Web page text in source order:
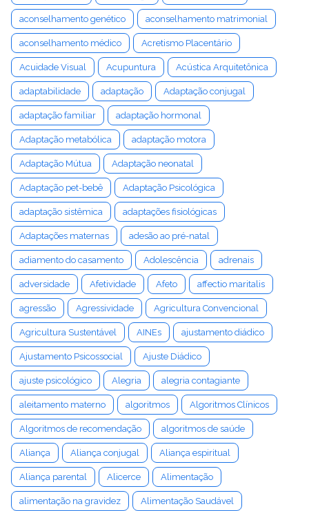
aconselhamento genético aconselhamento matrimonial
aconselhamento médico Acretismo Placentário
Acuidade Visual Acupuntura Acústica Arquitetônica
adaptabilidade adaptação Adaptação conjugal
adaptação familiar adaptação hormonal
Adaptação metabólica adaptação motora
Adaptação Mútua Adaptação neonatal
Adaptação pet-bebê Adaptação Psicológica
adaptação sistêmica adaptações fisiológicas
Adaptações maternas adesão ao pré-natal
adiamento do casamento Adolescência adrenais
adversidade Afetividade Afeto affectio maritalis
agressão Agressividade Agricultura Convencional
Agricultura Sustentável AINEs ajustamento diádico
Ajustamento Psicossocial Ajuste Diádico
ajuste psicológico Alegria alegria contagiante
aleitamento materno algoritmos Algoritmos Clínicos
Algoritmos de recomendação algoritmos de saúde
Aliança Aliança conjugal Aliança espiritual
Aliança parental Alicerce Alimentação
alimentação na gravidez Alimentação Saudável